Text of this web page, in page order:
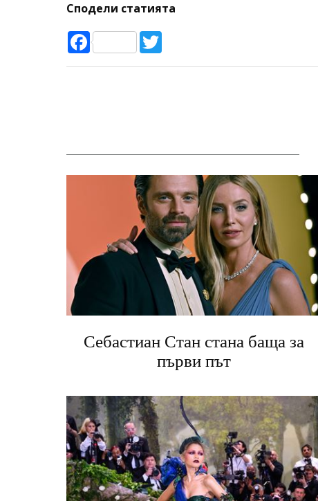
Сподели статията
Facebook
Себастиан Стан стана баща за
първи път